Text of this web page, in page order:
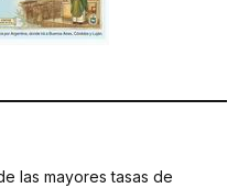
las mayores tasas de